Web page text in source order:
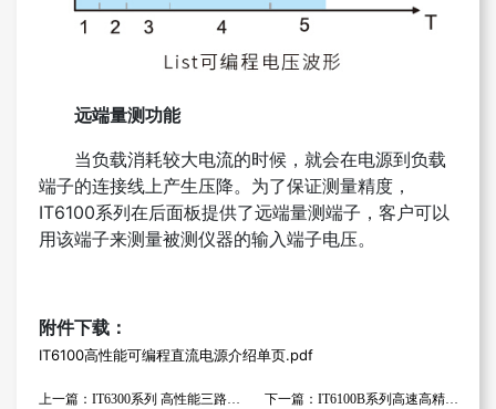
远端量测功能
当负载消耗较大电流的时候，就会在电源到负载
端子的连接线上产生压降。为了保证测量精度，
IT6100系列在后面板提供了远端量测端子，客户可以
用该端子来测量被测仪器的输入端子电压。
附件下载：
IT6100高性能可编程直流电源介绍单页.pdf
上一篇：IT6300系列 高性能三路可编程直流电源 下一篇：IT6100B系列高速高精度可编程直流电源